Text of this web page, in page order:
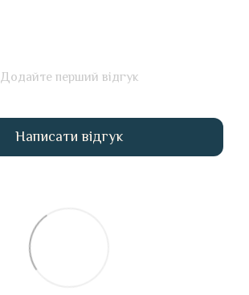
Додайте перший відгук
Написати відгук